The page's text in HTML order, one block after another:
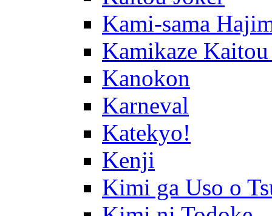
Kami-sama
Kamikaze Kaitou
Kanokon
Karneval
Katekyo!
Kenji
Kimi ga Uso o